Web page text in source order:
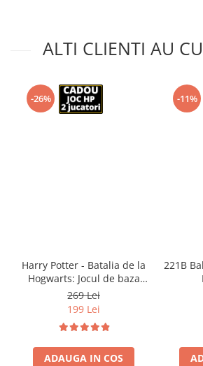
ALTI CLIENTI AU
-26%
Harry Potter - Batalia de la
Hogwarts: Jocul de baza
(RO)
269 Lei
199 Lei
ADAUGA IN COS
-11%
221B